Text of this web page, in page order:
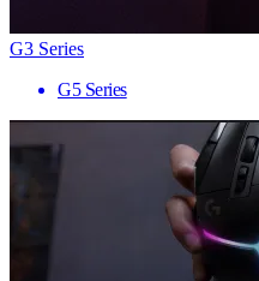
G3 Series
G5 Series